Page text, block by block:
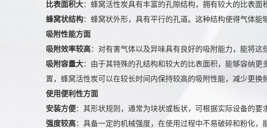
比表面积大：蜂窝活性炭具有丰富的孔隙结构，拥有较大的比表
蜂窝状结构：蜂窝状外形，具有平行的孔道。这种结构使得气体
吸附性能方面
吸附效率较高：对有害气体以及异味具有良好的吸附能力，能将这
吸附容量大：由于其特殊的孔结构和较大的比表面积，能够容纳
置，蜂窝活性炭可以在较长时间内保持较高的吸附性能，减少更换
使用便利性方面
安装方便：其形状规则，通常为块状或板状，可根据实际设备的
强度较高：具备一定的机械强度，在使用过程中不易破碎和粉化